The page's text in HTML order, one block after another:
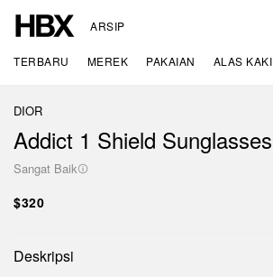
ARSIP
TERBARU MEREK PAKAIAN ALAS KAKI
DIOR
Addict 1 Shield Sunglasses
Sangat Baik
$320
Deskripsi